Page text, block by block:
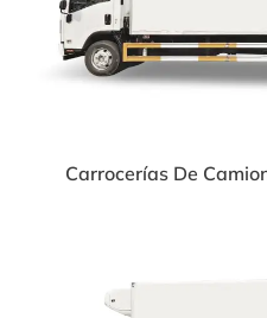
Carrocerías De